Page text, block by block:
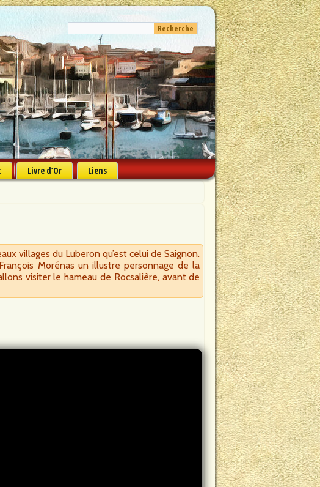
Livre d’Or Liens
villages du Luberon qu’est celui de Saignon.
Morénas un illustre personnage de la
visiter le hameau de Rocsalière, avant de